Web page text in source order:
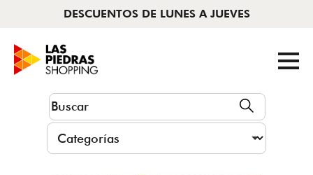
DESCUENTOS DE LUNES A JUEVES
AHORA CERRADO | 11 A 22HS